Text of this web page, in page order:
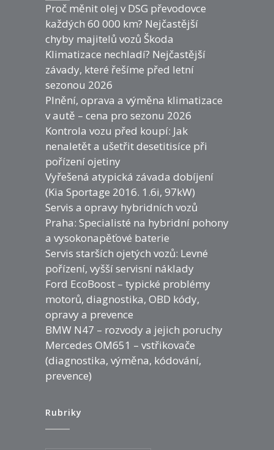
Proč měnit olej v DSG převodovce
každých 60 000 km? Nejčastější
chyby majitelů vozů Škoda
Klimatizace nechladí? Nejčastější
závady, které řešíme před letní
sezonou 2026
Plnění, oprava a výměna klimatizace
v autě – cena pro sezonu 2026
Kontrola vozu před koupí: Jak
nenaletět a ušetřit desetitisíce při
pořízení ojetiny
Vyřešená atypická závada dobíjení
(Kia Sportage 2016. 1.6i, 97kW)
Servis a opravy hybridních vozů
Praha: Specialisté na hybridní pohony
a vysokonapěťové baterie
Servis starších ojetých vozů: Levné
pořízení, vyšší servisní náklady
Ford EcoBoost – typické problémy
motorů, diagnostika, OBD kódy,
opravy a prevence
BMW N47 – rozvody a jejich poruchy
Mercedes OM651 – vstřikovače
(diagnostika, výměna, kódování,
prevence)
Rubriky